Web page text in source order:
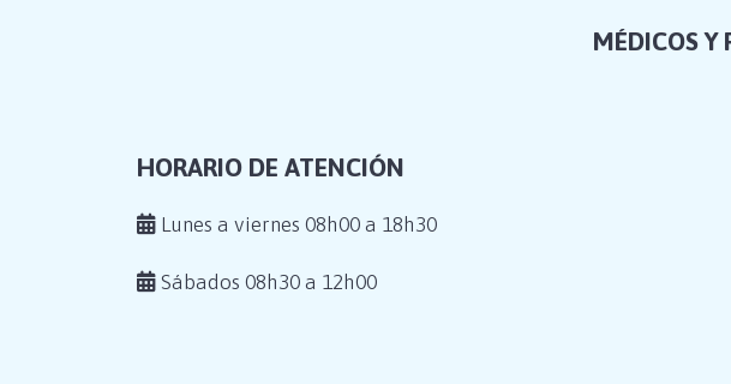
HORARIO DE ATENCIÓN
Lunes a viernes 08h00 a 18h30
Sábados 08h30 a 12h00
MÉDICOS Y